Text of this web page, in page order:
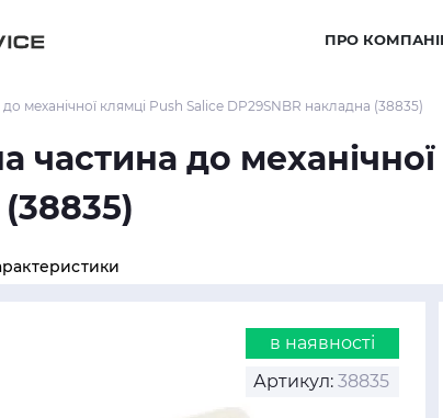
ПРО
до механічної клямці Push Salice DP29SNBR накладна (38835)
частина до
в наявності
Артикул: 38835